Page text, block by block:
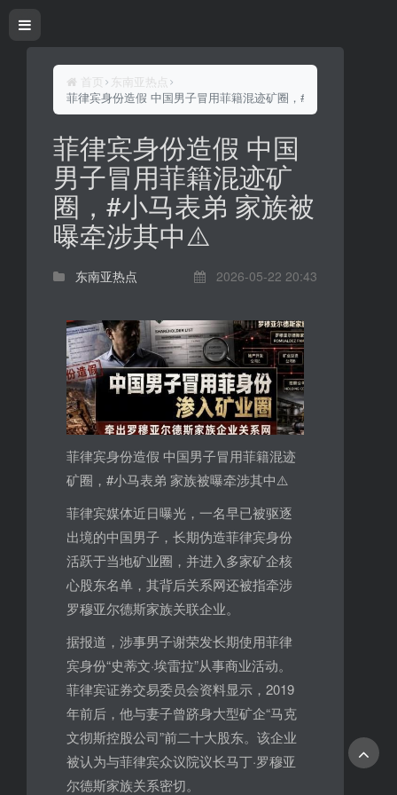
首页
东南亚热点
菲律宾身份造假 中国男子冒用菲籍混迹矿圈，#小马表弟 家族
菲律宾身份造假 中国
男子冒用菲籍混迹矿
圈，#小马表弟 家族被
曝牵涉其中⚠️
东南亚热点 2026-05-22 20:43
菲律宾身份造假 中国男子冒用菲籍混迹
矿圈，#小马表弟 家族被曝牵涉其中⚠️
菲律宾媒体近日曝光，一名早已被驱逐
出境的中国男子，长期伪造菲律宾身份
活跃于当地矿业圈，并进入多家矿企核
心股东名单，其背后关系网还被指牵涉
罗穆亚尔德斯家族关联企业。
据报道，涉事男子谢荣发长期使用菲律
宾身份“史蒂文·埃雷拉”从事商业活动。
菲律宾证券交易委员会资料显示，2019
年前后，他与妻子曾跻身大型矿企“马克
文彻斯控股公司”前二十大股东。该企业
被认为与菲律宾众议院议长马丁·罗穆亚
尔德斯家族关系密切。